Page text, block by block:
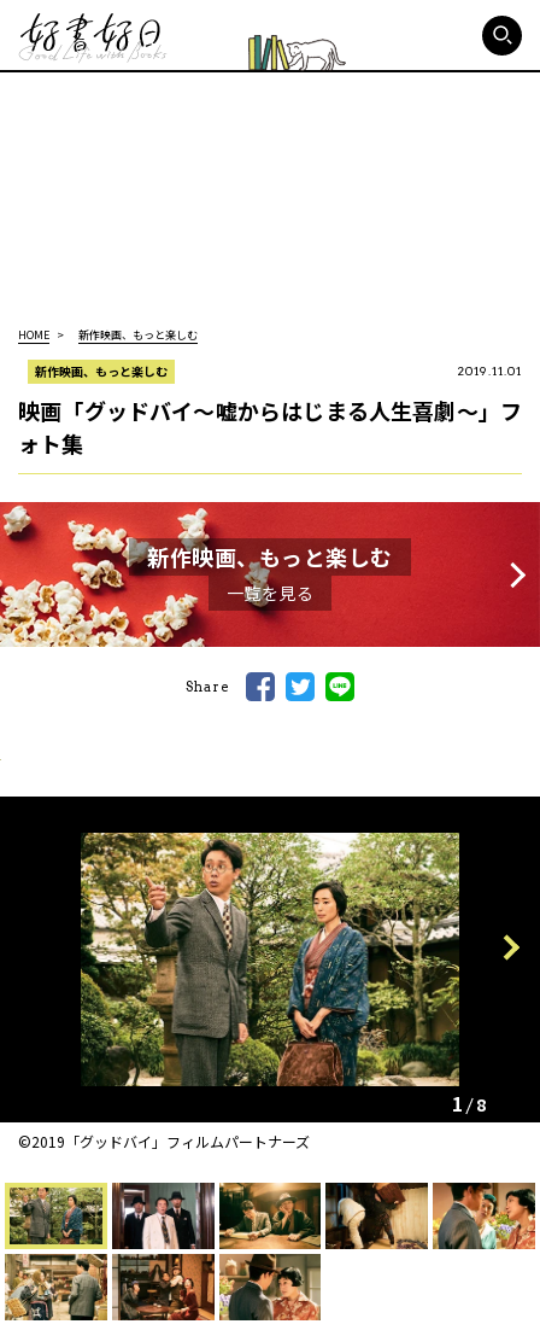
HOME 新作映画、もっと楽しむ
新作映画、もっと楽しむ 2019.11.01
映画「グッドバイ～嘘からはじまる人生喜劇～」フ
ォト集
新作映画、もっと楽しむ
一覧を見る
Share
Previous
©2019「グッドバイ」フィルムパートナーズ
Next
1 8